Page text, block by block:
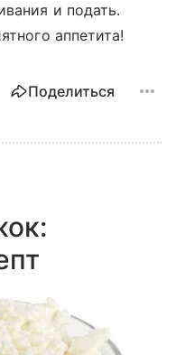
и подать.
аппетита!
Поделиться